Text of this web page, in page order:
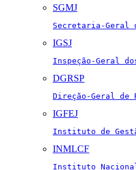
SGMJ
Secretaria-
IGSJ
Inspeção-Geral
DGRSP
Direção-Geral
IGFEJ
Instituto de
INMLCF
Instituto